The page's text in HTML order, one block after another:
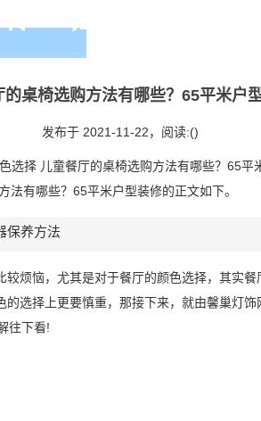
桌椅选购方法有哪些？65平米户
发布于 2021-11-22， 阅读:()
选择 儿童餐厅的桌椅选购方法有哪些？65平
有哪些？65平米户型装修的正文如下。
保养方法
烦恼，尤其是对于餐厅的颜色选择，其实
的选择上更要慎重，那接下来，就由馨巢灯
往下看!